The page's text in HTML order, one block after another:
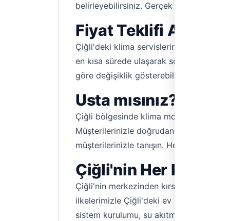
belirleyebilirsiniz. Gerçek müşteri
Fiyat Teklifi Alın,
Çiğli'deki klima servislerimizin çoğu
en kısa sürede ulaşarak sorununuzu
göre değişiklik gösterebilir. Hemen
Usta mısınız?
Çiğli bölgesinde klima montajı, klima
Müşterilerinizle doğrudan iletişim
müşterilerinizle tanışın. Hemen
Çiğli'nin Her
Çiğli'nin merkezinden kırsalına, tüm
ilkelerimizle Çiğli'deki ev ve iş yerlerinin
sistem kurulumu, su akıtma sorunu